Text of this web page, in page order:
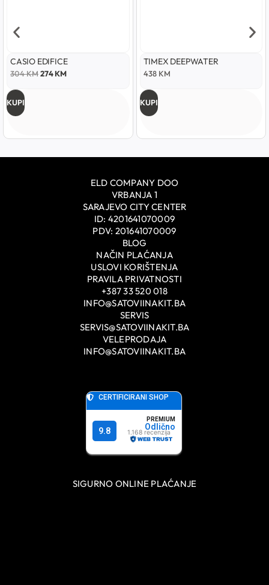
CASIO EDIFICE
304KM274KM
KUPI
TIMEX DEEPWATER
438 KM
KUPI
ELD COMPANY DOO
VRBANJA 1
SARAJEVO CITY CENTER
ID: 4201641070009
PDV: 201641070009
BLOG
NAČIN PLAĆANJA
USLOVI KORIŠTENJA
PRAVILA PRIVATNOSTI
+387 33 520 018
INFO@SATOVIINAKIT.BA
SERVIS
SERVIS@SATOVIINAKIT.BA
VELEPRODAJA
INFO@SATOVIINAKIT.BA
SIGURNO ONLINE PLAĆANJE